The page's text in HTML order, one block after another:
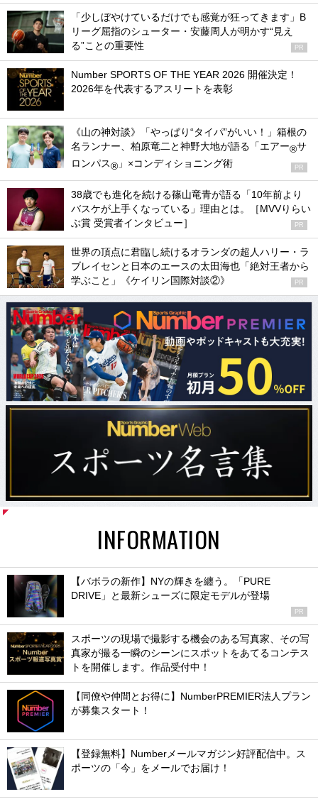
「少しぼやけているだけでも感覚が狂ってきます」B
リーグ屈指のシューター・安藤周人が明かす“見え
る”ことの重要性
PR
Number SPORTS OF THE YEAR 2026 開催決定！
2026年を代表するアスリートを表彰
《山の神対談》「やっぱり“タイパ”がいい！」箱根の
名ランナー、柏原竜二と神野大地が語る「エアー®サ
ロンパス® 」×コンディショニング術 PR
38歳でも進化を続ける篠山竜青が語る「10年前より
バスケが上手くなっている」理由とは。［MVVりらい
ぶ賞 受賞者インタビュー］
PR
世界の頂点に君臨し続けるオランダの超人ハリー・ラ
ブレイセンと日本のエースの太田海也「絶対王者から
学ぶこと」《ケイリン国際対談②》
PR
INFORMATION
【バボラの新作】NYの輝きを纏う。「PURE
DRIVE」と最新シューズに限定モデルが登場
PR
スポーツの現場で撮影する機会のある写真家、その写
真家が撮る一瞬のシーンにスポットをあてるコンテス
トを開催します。作品受付中！
【同僚や仲間とお得に】NumberPREMIER法人プラン
が募集スタート！
【登録無料】Numberメールマガジン好評配信中。ス
ポーツの「今」をメールでお届け！